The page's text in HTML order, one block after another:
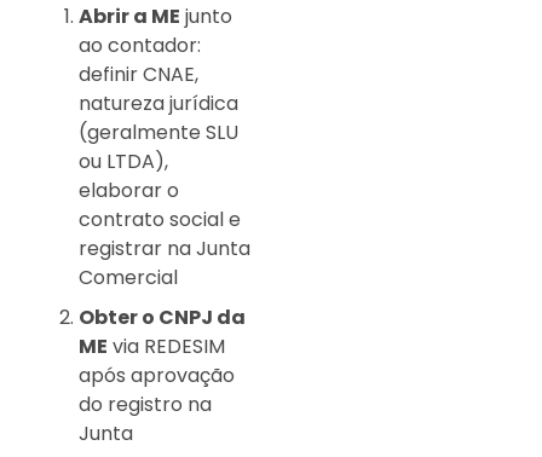
Abrir a ME junto
ao contador:
definir CNAE,
natureza jurídica
(geralmente SLU
ou LTDA),
elaborar o
contrato social e
registrar na Junta
Comercial
Obter o CNPJ da
ME via REDESIM
após aprovação
do registro na
Junta